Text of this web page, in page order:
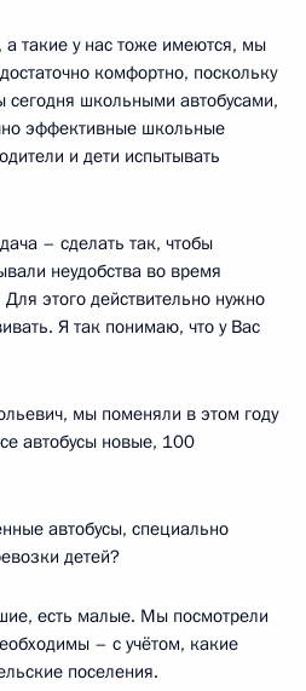
такие у нас тоже имеются, мы
комфортно, поскольку
школьными автобусами,
эффективные школьные
и дети испытывать
– сделать так, чтобы
неудобства во время
этого действительно нужно
Я так понимаю, что у Вас
мы поменяли в этом году
автобусы новые, 100
автобусы, специально
детей?
есть малые. Мы посмотрели
– с учётом, какие
поселения.